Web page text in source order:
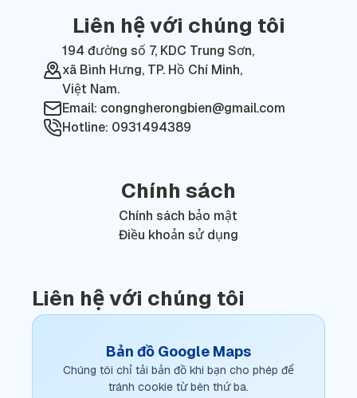
Liên hệ với chúng tôi
194 đường số 7, KDC Trung Sơn,
xã Bình Hưng, TP. Hồ Chí Minh,
Việt Nam.
Email: congngherongbien@gmail.com
Hotline: 0931494389
Chính sách
Chính sách bảo mật
Điều khoản sử dụng
Liên hệ với chúng tôi
Bản đồ Google Maps
Chúng tôi chỉ tải bản đồ khi bạn cho phép để
tránh cookie từ bên thứ ba.